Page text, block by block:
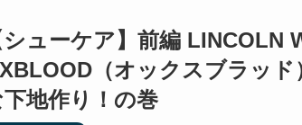
シューケア】前編 LINCOLN
（オックスブラッ
下地作り！の巻